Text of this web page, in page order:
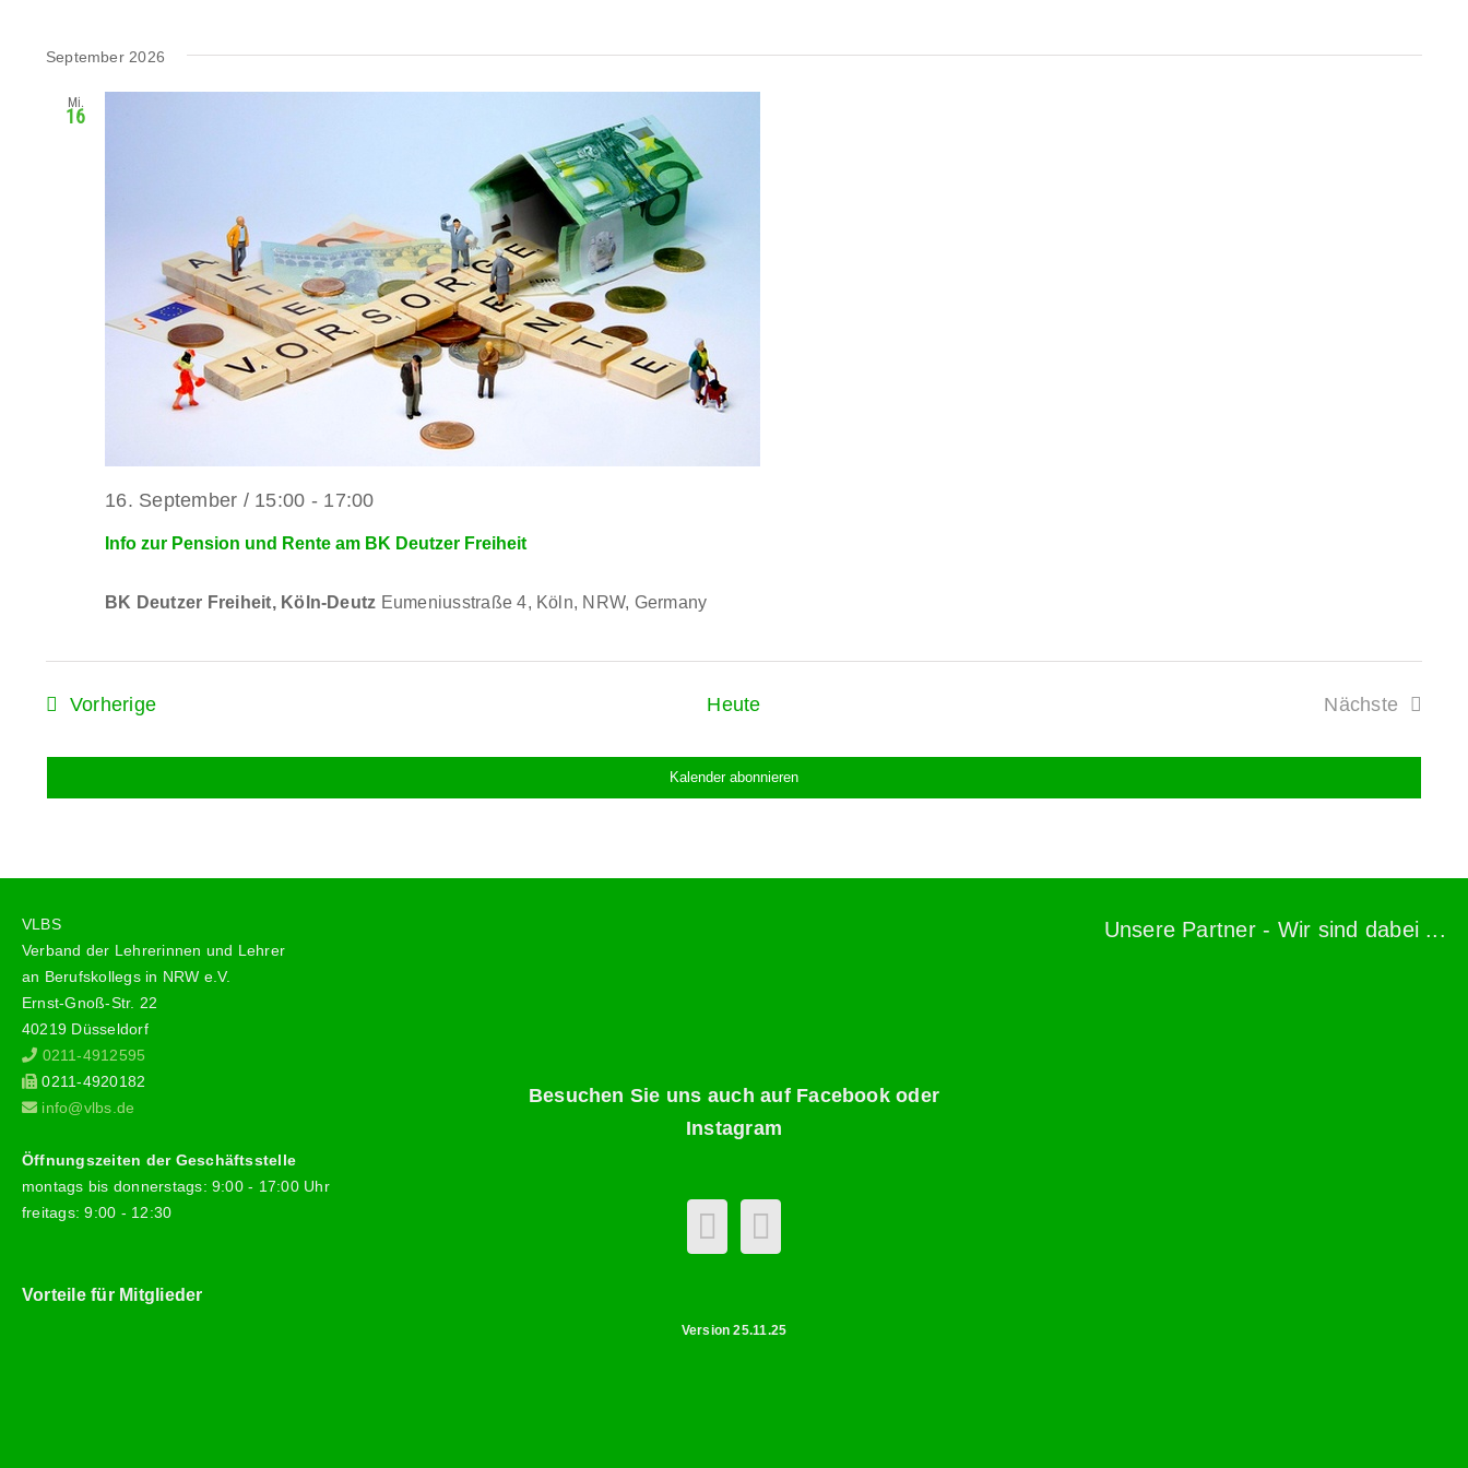
September 2026
Mi.
16
Info zur Pension und Rente am BK Deutzer Freiheit
16. September / 15:00 - 17:00
BK Deutzer Freiheit, Köln-Deutz Eumeniusstraße 4, Köln, NRW, Germany
VorherigeVeranstaltungen Heute
Nächste
Kalender abonnieren
VLBS
Verband der Lehrerinnen und Lehrer
an Berufskollegs in NRW e.V.
Ernst-Gnoß-Str. 22
40219 Düsseldorf
0211-4912595
0211-4920182
info@vlbs.de
Öffnungszeiten der Geschäftsstelle
montags bis donnerstags: 9:00 - 17:00 Uhr
freitags: 9:00 - 12:30
Vorteile für Mitglieder
Besuchen Sie uns auch auf Facebook oder
Instagram
Version 25.11.25
Unsere Partner - Wir sind dabei ...